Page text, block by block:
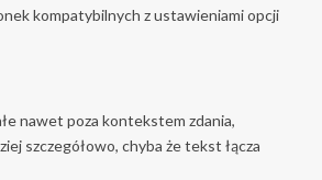
kompatybilnych z ustawieniami opcji
nawet poza kontekstem zdania,
szczegółowo, chyba że tekst łącza